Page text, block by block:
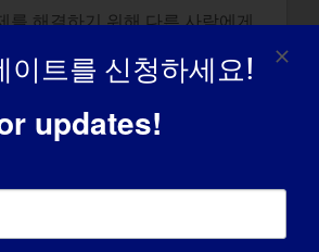
를 해결하기 위해 다른 사람에게
귀한 질환을 앓고 있다면 스스
환을 앓고 있었기 때문에 학업
수 있었죠. 학부에서는 유전학
학원에서는 문예창작을 공부했
찾는 데 어려움을 겪었을지도 몰
이트를 신청하세요!
updates!